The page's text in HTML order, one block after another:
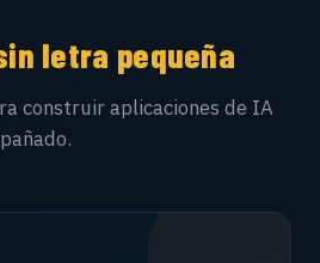
letra pequeña
construir aplicaciones de IA